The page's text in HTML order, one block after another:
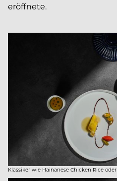
eröffnete.
Klassiker wie Hainanese Chicken Rice oder